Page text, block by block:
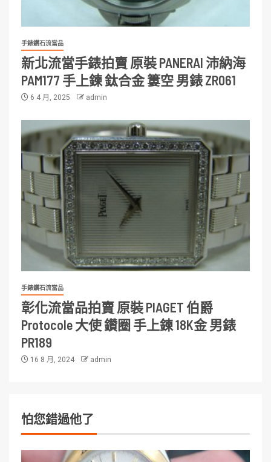
手錶鑽石流當品
新北流當手錶拍賣 原裝 PANERAI 沛納海
PAM177 手上鍊 鈦合金 簍空 男錶 ZR061
6 4 月, 2025 admin
手錶鑽石流當品
彰化流當品拍賣 原裝 PIAGET 伯爵
Protocole 大使 鑽圈 手上鍊 18K金 男錶
PR189
16 8 月, 2024 admin
怕您錯過他了